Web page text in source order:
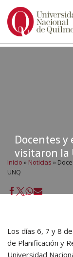
Ir
Docentes
visitaron la
Inicio » Noticias »
UNQ
Los días 6, 7 y 8
de Planificación y
Universidad